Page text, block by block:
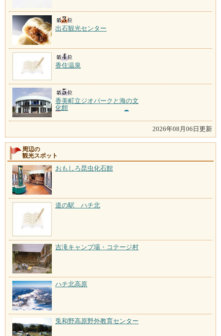
出石観光センター
香住温泉
香美町立ジオパークと海の文
化館
2026年08月06日更新
周辺の
観光スポット
おもしろ昆虫化石館
道の駅 ハチ北
吉滝キャンプ場・コテージ村
ハチ北高原
兎和野高原野外教育センター